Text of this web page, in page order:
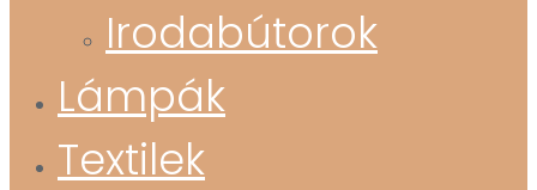
Irodabútorok
Lámpák
Textilek